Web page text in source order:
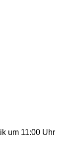
um 11:00 Uhr